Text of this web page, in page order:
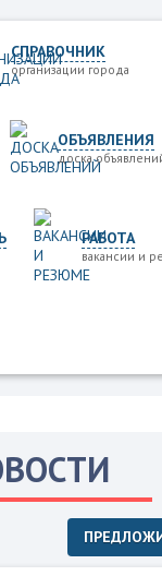
СПРАВОЧНИК
организации города
ОБЪЯВЛЕНИЯ
доска
РАБОТА
вакансии и